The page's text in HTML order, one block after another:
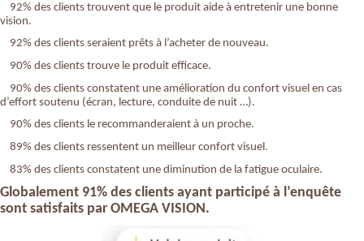
92% des clients trouvent que le produit aide à entretenir une bonne
vision.
92% des clients seraient prêts à l’acheter de nouveau.
90% des clients trouve le produit efficace.
90% des clients constatent une amélioration du confort visuel en cas
d’effort soutenu (écran, lecture, conduite de nuit …).
90% des clients le recommanderaient à un proche.
89% des clients ressentent un meilleur confort visuel.
83% des clients constatent une diminution de la fatigue oculaire.
Globalement 91% des clients ayant participé à l’enquête
sont satisfaits par OMEGA VISION.